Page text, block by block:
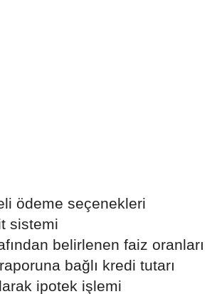
ödeme seçenekleri
sistemi
belirlenen faiz oranları
bağlı kredi tutarı
ipotek işlemi